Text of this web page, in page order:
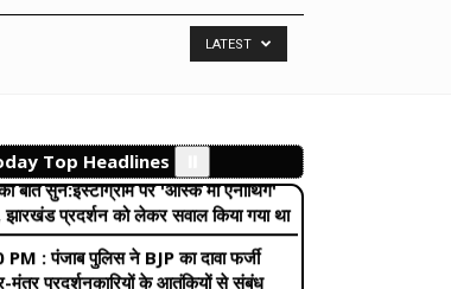
LATEST
Top Headlines
समेत 5 कर्मचारी रिश्वत लेते गिरफ्तार
राहुल बोले-कांग्रेस हो या केंद्र
PM :पंजाब पुलिस ने BJP का दावा फर्जी
मंतर प्रदर्शनकारियों के आतंकियों से संबंध
निशाना बनाना चाहते थे
AM :भागवत बोले- जेन-जी हमारी पीढ़ी से
और देशभक्त:हमें उनकी बात समझनी चाहिए,